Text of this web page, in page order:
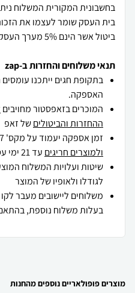
בחשבונית המקורית המשלוח
בית העסק שומר לעצמו את
ביטול אשר הינם 5% מערך העסקה או 100₪, הנמוך מביניהם.
תנאי משלוחים והחזרות ב-zap
בתקופת חגים ייתכנו עומסים
האספקה.
המוכרים בזאפסטור מחויבים
ההחזרות והביטוליםשל זאפ
זמן אספקה יעמוד על מקס' 7 ימי עסקים מיום הזמנה,
ולמוצרים חריגים עד 21 ימי עסקים .
שיטות ועלויות המשלוח
לגודלו ולאופיו של המוצר
משלוחים ליישובים מעבר לקו
בעלות משלוח נוספת,
מוצרים פופולאריים נוספים מהחנות